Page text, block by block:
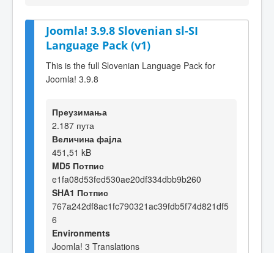
Joomla! 3.9.8 Slovenian sl-SI
Language Pack (v1)
This is the full Slovenian Language Pack for
Joomla! 3.9.8
Преузимања
2.187 пута
Величина фајла
451,51 kB
MD5 Потпис
e1fa08d53fed530ae20df334dbb9b260
SHA1 Потпис
767a242df8ac1fc790321ac39fdb5f74d821df5
6
Environments
Joomla! 3 Translations